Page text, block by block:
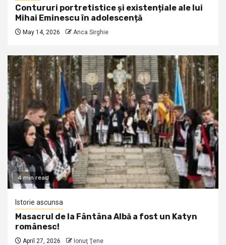
Contururi portretistice și existențiale ale lui
Mihai Eminescu în adolescență
May 14, 2026 Anca Sirghie
4 min read
Istorie ascunsa
Masacrul de la Fântâna Albă a fost un Katyn
românesc!
April 27, 2026 Ionuţ Ţene